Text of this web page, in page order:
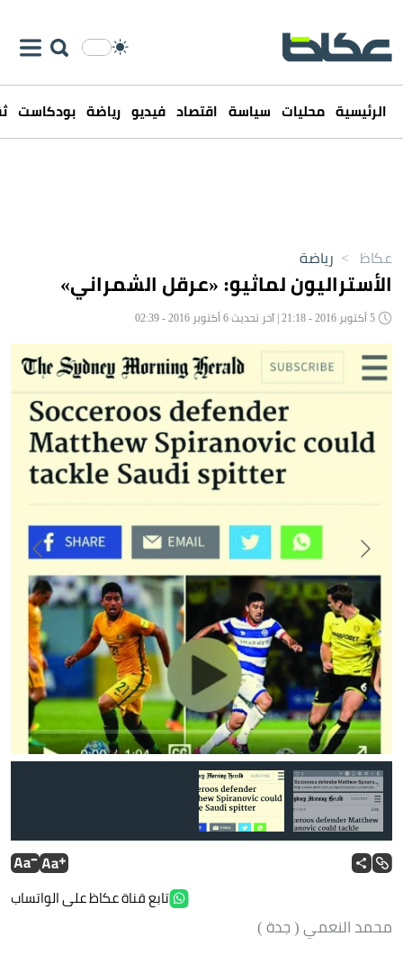
الرئيسية محليات سياسة اقتصاد فيديو رياضة بودكاست
عكاظ > رياضة
الأستراليون لماثيو: «عرقل الشمراني»
ضوئية لخبر الصحيفة الأسترالية.
تابع قناة عكاظ على الواتساب
محمد النعمي ( جدة )